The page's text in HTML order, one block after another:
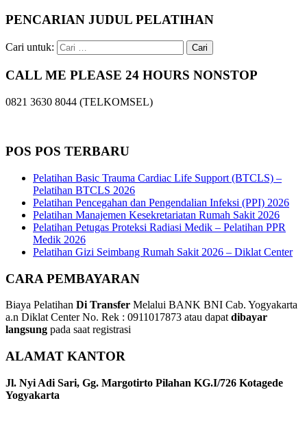
PENCARIAN JUDUL PELATIHAN
Cari untuk:
CALL ME PLEASE 24 HOURS NONSTOP
0821 3630 8044 (TELKOMSEL)
POS POS TERBARU
Pelatihan Basic Trauma Cardiac Life Support (BTCLS) –
Pelatihan BTCLS 2026
Pelatihan Pencegahan dan Pengendalian Infeksi (PPI) 2026
Pelatihan Manajemen Kesekretariatan Rumah Sakit 2026
Pelatihan Petugas Proteksi Radiasi Medik – Pelatihan PPR
Medik 2026
Pelatihan Gizi Seimbang Rumah Sakit 2026 – Diklat Center
CARA PEMBAYARAN
Biaya Pelatihan Di Transfer Melalui BANK BNI Cab. Yogyakarta
a.n Diklat Center No. Rek : 0911017873 atau dapatdibayar
langsung pada saat registrasi
ALAMAT KANTOR
Jl. Nyi Adi Sari, Gg. Margotirto Pilahan KG.I/726 Kotagede
Yogyakarta